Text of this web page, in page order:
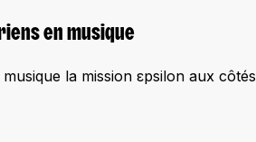
en musique
la mission εpsilon aux côtés